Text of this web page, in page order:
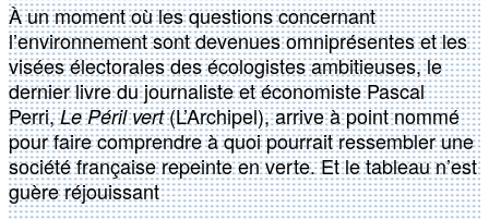
À un moment où les questions concernant
l’environnement sont devenues omniprésentes et les
visées électorales des écologistes ambitieuses, le
dernier livre du journaliste et économiste Pascal
Perri,Le Péril vert(L’Archipel), arrive à point nommé
pour faire comprendre à quoi pourrait ressembler une
société française repeinte en verte. Et le tableau n’est
guère réjouissant